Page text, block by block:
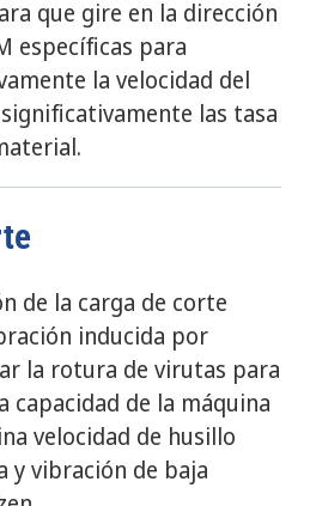
que gire en la dirección
específicas para
la velocidad del
las tasa
de la carga de corte
inducida por
la rotura de virutas para
capacidad de la máquina
velocidad de husillo
y vibración de baja